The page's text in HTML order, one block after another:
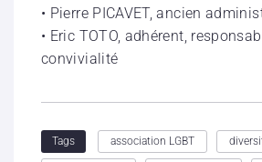
• Pierre PICAVET, ancien
• Eric TOTO, adhérent,
convivialité
Tags association LGBT